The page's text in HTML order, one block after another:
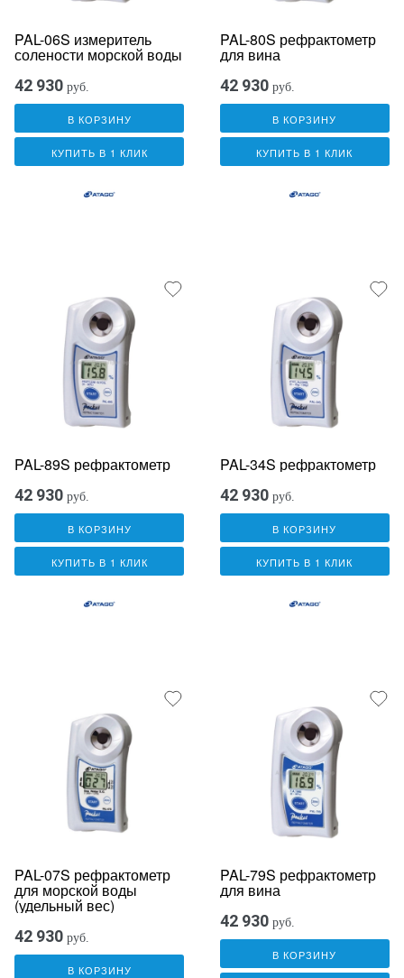
PAL-06S измеритель
солености морской воды
42 930 руб.
В КОРЗИНУ
КУПИТЬ В 1 КЛИК
PAL-80S рефрактометр
для вина
42 930 руб.
В КОРЗИНУ
КУПИТЬ В 1 КЛИК
PAL-89S рефрактометр
42 930 руб.
В КОРЗИНУ
КУПИТЬ В 1 КЛИК
PAL-34S рефрактометр
42 930 руб.
В КОРЗИНУ
КУПИТЬ В 1 КЛИК
PAL-07S рефрактометр
для морской воды
(удельный вес)
42 930 руб.
В КОРЗИНУ
PAL-79S рефрактометр
для вина
42 930 руб.
В КОРЗИНУ